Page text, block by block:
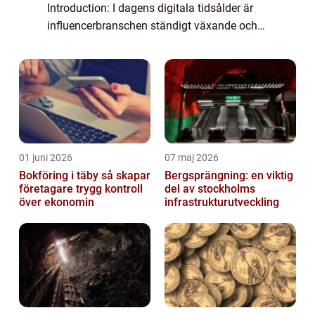
Introduction: I dagens digitala tidsålder är
influencerbranschen ständigt växande och
och mest framgångsrika influencers. Men
vad ä...
01 juni 2026
Bokföring i täby så skapar
företagare trygg kontroll
över ekonomin
07 maj 2026
Bergsprängning: en viktig
del av stockholms
infrastrukturutveckling